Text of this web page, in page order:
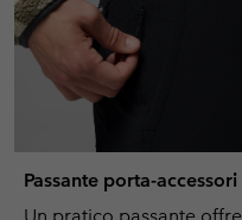
Passante porta-accessori